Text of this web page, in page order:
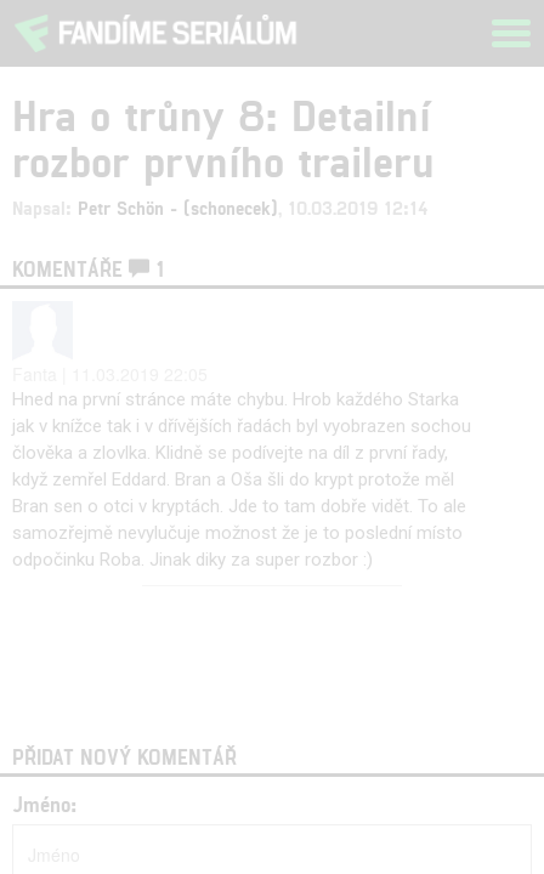
Hra o trůny 8: Detailní
rozbor prvního traileru
Napsal: Petr Schön - (schonecek) , 10.03.2019 12:14
KOMENTÁŘE 1
Hned na první stránce máte chybu. Hrob každého Starka
jak v knížce tak i v dřívějších řadách byl vyobrazen sochou
člověka a zlovlka. Klidně se podívejte na díl z první řady,
když zemřel Eddard. Bran a Oša šli do krypt protože měl
Bran sen o otci v kryptách. Jde to tam dobře vidět. To ale
samozřejmě nevylučuje možnost že je to poslední místo
odpočinku Roba. Jinak diky za super rozbor :)
PŘIDAT NOVÝ KOMENTÁŘ
Jméno: